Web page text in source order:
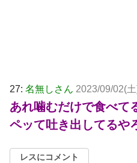
27: 名無しさん 2023/09/02(
あれ噛むだけで食べて
ペッて吐き出してるや
レスにコメント